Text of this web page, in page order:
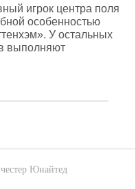
игрок центра поля
особенностью
У остальных
выполняют
Юнайтед